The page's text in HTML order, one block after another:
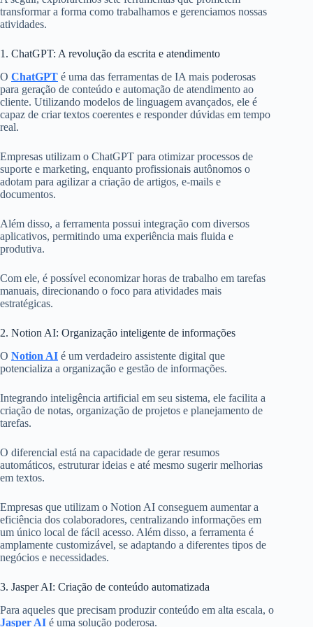
transformar a forma como trabalhamos e gerenciamos nossas
atividades.
1. ChatGPT: A revolução da escrita e atendimento
O ChatGPT é uma das ferramentas de IA mais poderosas
para geração de conteúdo e automação de atendimento ao
cliente. Utilizando modelos de linguagem avançados, ele é
capaz de criar textos coerentes e responder dúvidas em tempo
real.
Empresas utilizam o ChatGPT para otimizar processos de
suporte e marketing, enquanto profissionais autônomos o
adotam para agilizar a criação de artigos, e-mails e
documentos.
Além disso, a ferramenta possui integração com diversos
aplicativos, permitindo uma experiência mais fluida e
produtiva.
Com ele, é possível economizar horas de trabalho em tarefas
manuais, direcionando o foco para atividades mais
estratégicas.
2. Notion AI: Organização inteligente de informações
O Notion AI é um verdadeiro assistente digital que
potencializa a organização e gestão de informações.
Integrando inteligência artificial em seu sistema, ele facilita a
criação de notas, organização de projetos e planejamento de
tarefas.
O diferencial está na capacidade de gerar resumos
automáticos, estruturar ideias e até mesmo sugerir melhorias
em textos.
Empresas que utilizam o Notion AI conseguem aumentar a
eficiência dos colaboradores, centralizando informações em
um único local de fácil acesso. Além disso, a ferramenta é
amplamente customizável, se adaptando a diferentes tipos de
negócios e necessidades.
3. Jasper AI: Criação de conteúdo automatizada
Para aqueles que precisam produzir conteúdo em alta escala, o
Jasper AI é uma solução poderosa.